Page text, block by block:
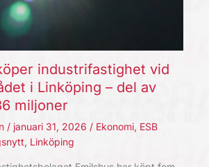
industrifastighet vid
i Linköping – del av
miljoner
/ januari 31, 2026 / Ekonomi, ESB
, Linköping